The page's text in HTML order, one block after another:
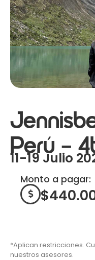
Perú –
11-19 Julio
Monto a pagar:
$
*Aplican restricciones.
nuestros asesores.